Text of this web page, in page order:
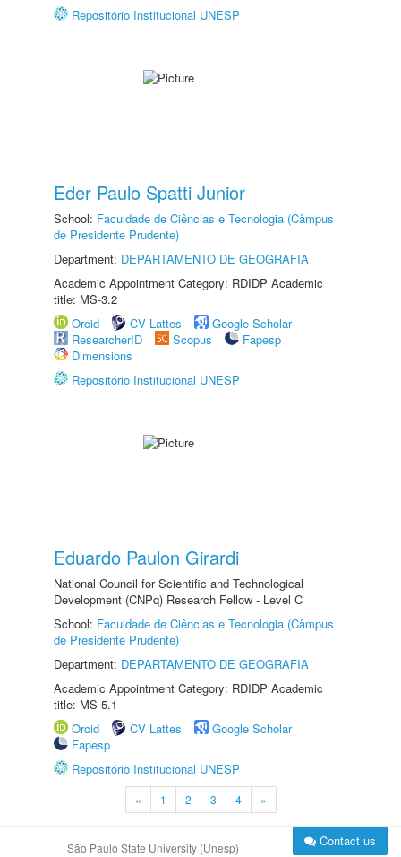
Repositório Institucional UNESP
Eder Paulo Spatti Junior
School: Faculdade de Ciências e Tecnologia (Câmpus
de Presidente Prudente)
Department: DEPARTAMENTO DE GEOGRAFIA
Academic Appointment Category: RDIDP Academic
title: MS-3.2
Orcid
CV Lattes
Google Scholar
ResearcherID
Scopus
Fapesp
Dimensions
Repositório Institucional UNESP
Eduardo Paulon Girardi
National Council for Scientific and Technological
Development (CNPq) Research Fellow - Level C
School: Faculdade de Ciências e Tecnologia (Câmpus
de Presidente Prudente)
Department: DEPARTAMENTO DE GEOGRAFIA
Academic Appointment Category: RDIDP Academic
title: MS-5.1
Orcid
CV Lattes
Google Scholar
Fapesp
Repositório Institucional UNESP
« 1 2 3 4 »
São Paulo State University (Unesp) Contact us